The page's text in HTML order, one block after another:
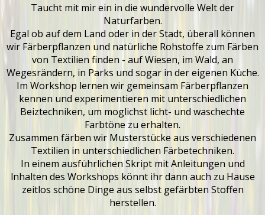
Taucht mit mir ein in die wundervolle Welt der
Naturfarben.
Egal ob auf dem Land oder in der Stadt, überall können
wir Färberpflanzen und natürliche Rohstoffe zum Färben
von Textilien finden - auf Wiesen, im Wald, an
Wegesrändern, in Parks und sogar in der eigenen Küche.
Im Workshop lernen wir gemeinsam Färberpflanzen
kennen und experimentieren mit unterschiedlichen
Beiztechniken, um moglichst licht- und waschechte
Farbtöne zu erhalten.
Zusammen färben wir Musterstücke aus verschiedenen
Textilien in unterschiedlichen Färbetechniken.
In einem ausführlichen Skript mit Anleitungen und
lnhalten des Workshops könnt ihr dann auch zu Hause
zeitlos schöne Dinge aus selbst gefärbten Stoffen
herstellen.